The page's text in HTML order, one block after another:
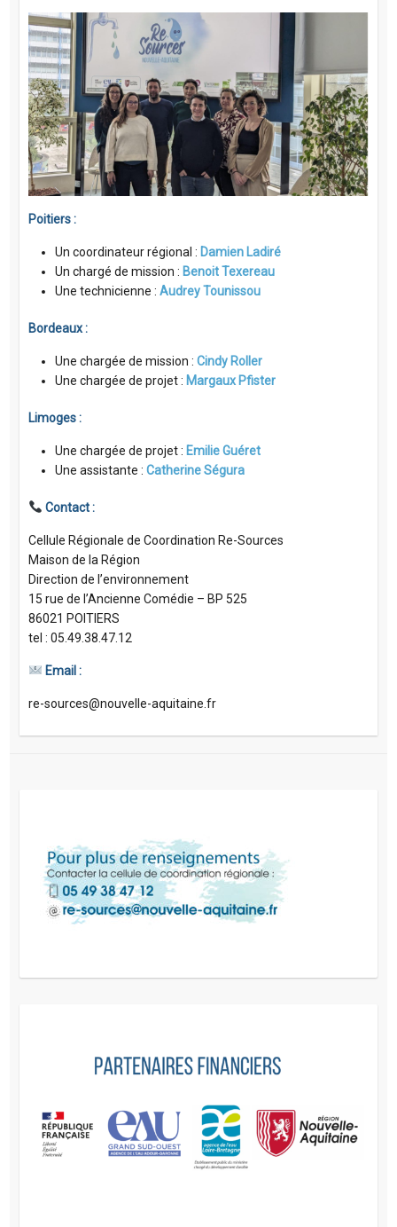
Poitiers :
Un coordinateur régional : Damien Ladiré
Un chargé de mission : Benoit Texereau
Une technicienne : Audrey Tounissou
Bordeaux :
Une chargée de mission : Cindy Roller
Une chargée de projet : Margaux Pfister
Limoges :
Une chargée de projet : Emilie Guéret
Une assistante : Catherine Ségura
Contact :
Cellule Régionale de Coordination Re-Sources
Maison de la Région
Direction de l’environnement
15 rue de l’Ancienne Comédie – BP 525
86021 POITIERS
tel : 05.49.38.47.12
Email :
re-sources@nouvelle-aquitaine.fr